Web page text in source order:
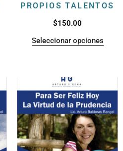
PROPIOS TALENTOS
$150.00
Seleccionar opciones